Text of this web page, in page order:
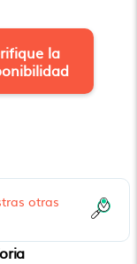
la
otras